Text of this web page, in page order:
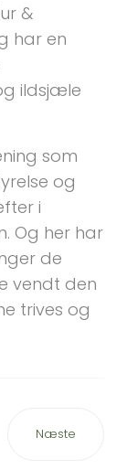
&
har en
ildsjæle
som
og
i
Og her har
de
vendt den
trives og
Næste